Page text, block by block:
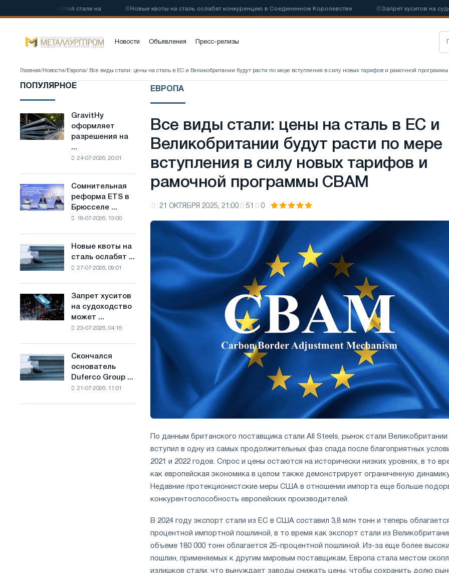
стали на 📰Новые квоты на сталь ослабят конкуренцию в Соединенном Королевстве 📰Запрет хуситов на
Новости Объявления Пресс-релизы
Главная/ Новости/ Европа/ Все виды стали: цены на сталь в ЕС и Великобритании будут расти по мере вступления в силу новых тарифов и рамочной программы
ПОПУЛЯРНОЕ
GravitHy
оформляет
разрешения
строительство
производству
низкоуглеродистой
основе
водорода
Франции
GravitHy
оформляет
разрешения на
...
24-07-2026, 20:01
Сомнительная
реформа
ETS
отраслевые
ограничения
амбициями
по
борьбе
с
Сомнительная
реформа ETS в
Брюсселе ...
18-07-2026, 13:00
Новые
квоты
на
конкуренцию
в
Новые квоты на
сталь ослабят ...
27-07-2026, 09:01
Запрет
хуситов
на
импорт
Саудовской
Запрет хуситов
на судоходство
может ...
23-07-2026, 04:16
Скончался
основатель
Duferco
Скончался
основатель
Duferco Group ...
21-07-2026, 11:01
ЕВРОПА
Все виды стали: цены на сталь в ЕС и
Великобритании будут расти по мере
вступления в силу новых тарифов и
рамочной программы CBAM
21 ОКТЯБРЯ 2025, 21:00 51 0
По данным британского поставщика стали All Steels, рынок стали Великобритании
вступил в одну из самых продолжительных фаз спада после благоприятных
2021 и 2022 годов. Спрос и цены остаются на исторически низких уровнях, в то
как европейская экономика в целом также демонстрирует ограниченную
Недавние протекционистские меры США в отношении импорта еще больше
конкурентоспособность европейских производителей.
В 2024 году экспорт стали из ЕС в США составил 3,8 млн тонн и теперь
процентной импортной пошлиной, в то время как экспорт стали из
объеме 180 000 тонн облагается 25-процентной пошлиной. Из-за еще более
пошлин, применяемых к другим мировым поставщикам, Европа стала местом
излишков стали, что вынуждает заводы снижать цены, чтобы сохранить долю